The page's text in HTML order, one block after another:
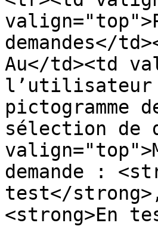
demandes</
Au</td><td
l’utilisateur
pictogramme
sélection de
demande :
test</
<strong>En